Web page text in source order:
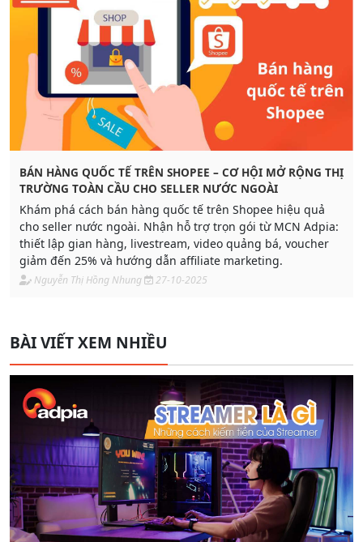
BÁN HÀNG QUỐC TẾ TRÊN SHOPEE – CƠ HỘI MỞ RỘNG THỊ
TRƯỜNG TOÀN CẦU CHO SELLER NƯỚC NGOÀI
Khám phá cách bán hàng quốc tế trên Shopee hiệu quả
cho seller nước ngoài. Nhận hỗ trợ trọn gói từ MCN Adpia:
thiết lập gian hàng, livestream, video quảng bá, voucher
giảm đến 25% và hướng dẫn affiliate marketing.
Nguyễn Thị Hồng Nhung 27-10-2025
BÀI VIẾT XEM NHIỀU